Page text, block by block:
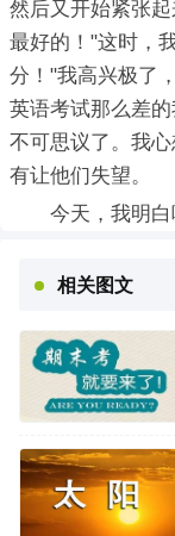
然后又开始紧张
最好的！"这时，
分！"我高兴极了
英语考试那么差
不可思议了。我
有让他们失望。
今天，我明白
相关图文